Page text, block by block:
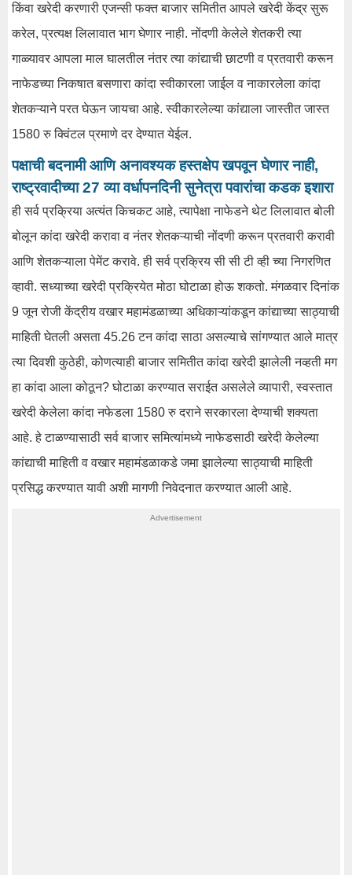
किंवा खरेदी करणारी एजन्सी फक्त बाजार समितीत आपले खरेदी केंद्र सुरू
करेल, प्रत्यक्ष लिलावात भाग घेणार नाही. नोंदणी केलेले शेतकरी त्या
गाळ्यावर आपला माल घालतील नंतर त्या कांद्याची छाटणी व प्रतवारी करून
नाफेडच्या निकषात बसणारा कांदा स्वीकारला जाईल व नाकारलेला कांदा
शेतकऱ्याने परत घेऊन जायचा आहे. स्वीकारलेल्या कांद्याला जास्तीत जास्त
1580 रु क्विंटल प्रमाणे दर देण्यात येईल.
पक्षाची बदनामी आणि अनावश्यक हस्तक्षेप खपवून घेणार नाही,
राष्ट्रवादीच्या 27 व्या वर्धापनदिनी सुनेत्रा पवारांचा कडक इशारा
ही सर्व प्रक्रिया अत्यंत किचकट आहे, त्यापेक्षा नाफेडने थेट लिलावात बोली
बोलून कांदा खरेदी करावा व नंतर शेतकऱ्याची नोंदणी करून प्रतवारी करावी
आणि शेतकऱ्याला पेमेंट करावे. ही सर्व प्रक्रिय सी सी टी व्ही च्या निगरणित
व्हावी. सध्याच्या खरेदी प्रक्रियेत मोठा घोटाळा होऊ शकतो. मंगळवार दिनांक
9 जून रोजी केंद्रीय वखार महामंडळाच्या अधिकाऱ्यांकडून कांद्याच्या साठ्याची
माहिती घेतली असता 45.26 टन कांदा साठा असल्याचे सांगण्यात आले मात्र
त्या दिवशी कुठेही, कोणत्याही बाजार समितीत कांदा खरेदी झालेली नव्हती मग
हा कांदा आला कोठून? घोटाळा करण्यात सराईत असलेले व्यापारी, स्वस्तात
खरेदी केलेला कांदा नफेडला 1580 रु दराने सरकारला देण्याची शक्यता
आहे. हे टाळण्यासाठी सर्व बाजार समित्यांमध्ये नाफेडसाठी खरेदी केलेल्या
कांद्याची माहिती व वखार महामंडळाकडे जमा झालेल्या साठ्याची माहिती
प्रसिद्ध करण्यात यावी अशी मागणी निवेदनात करण्यात आली आहे.